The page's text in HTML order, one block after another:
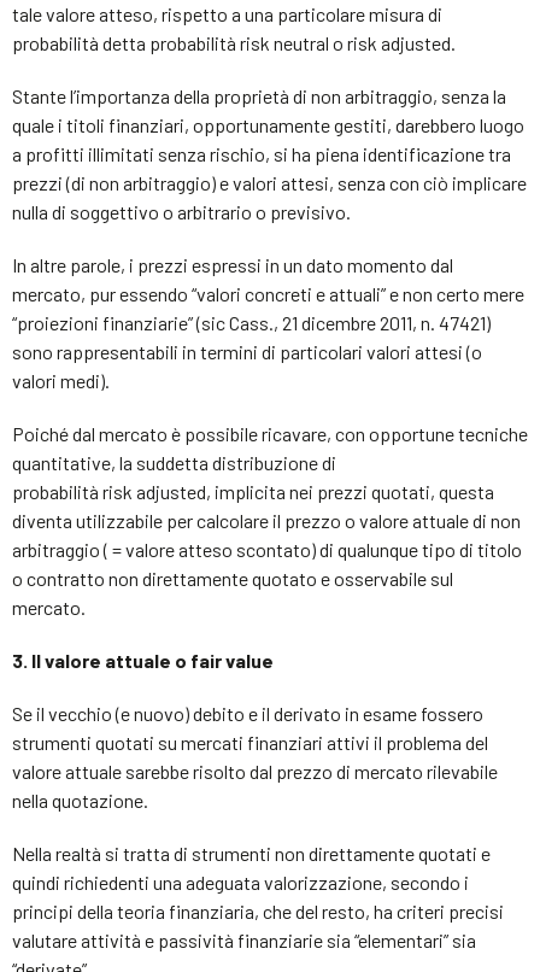
tale valore atteso, rispetto a una particolare misura di
probabilità detta probabilità risk neutral o risk adjusted.
Stante l’importanza della proprietà di non arbitraggio, senza la
quale i titoli finanziari, opportunamente gestiti, darebbero luogo
a profitti illimitati senza rischio, si ha piena identificazione tra
prezzi (di non arbitraggio) e valori attesi, senza con ciò implicare
nulla di soggettivo o arbitrario o previsivo.
In altre parole, i prezzi espressi in un dato momento dal
mercato, pur essendo “valori concreti e attuali” e non certo mere
“proiezioni finanziarie” (sic Cass., 21 dicembre 2011, n. 47421)
sono rappresentabili in termini di particolari valori attesi (o
valori medi).
Poiché dal mercato è possibile ricavare, con opportune tecniche
quantitative, la suddetta distribuzione di
probabilità risk adjusted, implicita nei prezzi quotati, questa
diventa utilizzabile per calcolare il prezzo o valore attuale di non
arbitraggio ( = valore atteso scontato) di qualunque tipo di titolo
o contratto non direttamente quotato e osservabile sul
mercato.
3. Il valore attuale o fair value
Se il vecchio (e nuovo) debito e il derivato in esame fossero
strumenti quotati su mercati finanziari attivi il problema del
valore attuale sarebbe risolto dal prezzo di mercato rilevabile
nella quotazione.
Nella realtà si tratta di strumenti non direttamente quotati e
quindi richiedenti una adeguata valorizzazione, secondo i
principi della teoria finanziaria, che del resto, ha criteri precisi
valutare attività e passività finanziarie sia “elementari” sia